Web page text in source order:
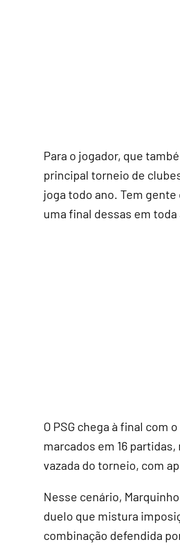
Para o jogador, que
principal torneio de
joga todo ano. Tem
uma final dessas em
O PSG chega à final com
marcados em 16
vazada do torneio, com
Nesse cenário,
duelo que mistura
combinação defendida